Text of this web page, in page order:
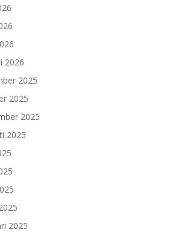
2026
2025
2025
2025
2025
2025